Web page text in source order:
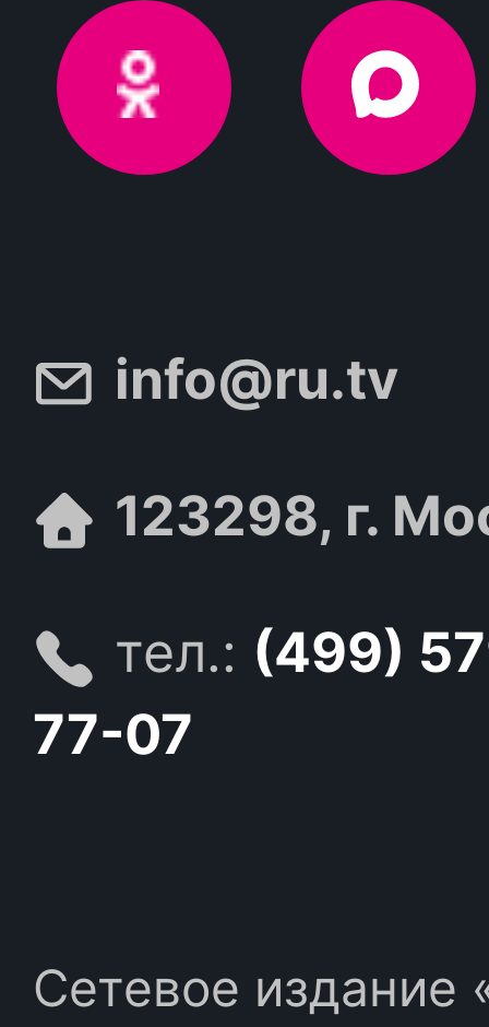
info@ru.tv
123298, г.
тел.: (499)
77-07
Сетевое издание